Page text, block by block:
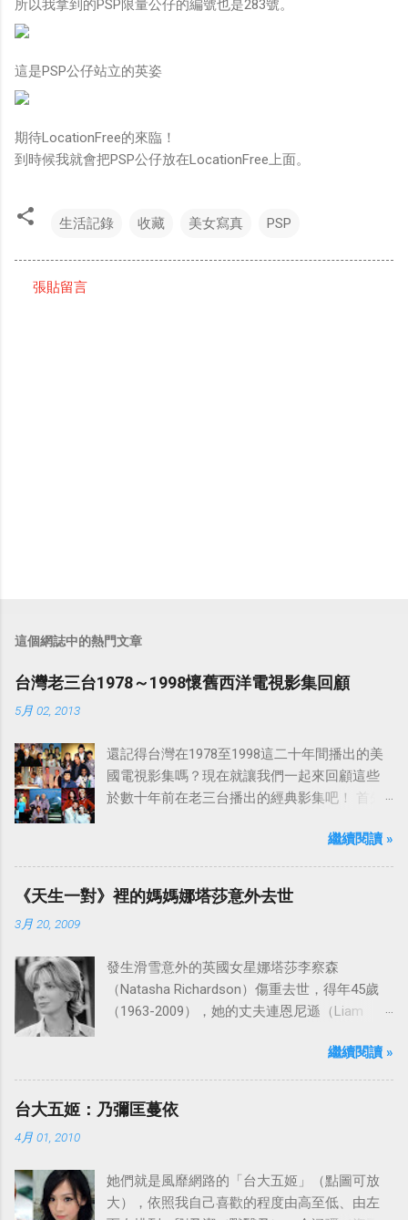
所以我拿到的PSP限量公仔的編號也是283號。
這是PSP公仔站立的英姿
期待LocationFree的來臨！
到時候我就會把PSP公仔放在LocationFree上面。
生活記錄 收藏 美女寫真 PSP
張貼留言
這個網誌中的熱門文章
台灣老三台1978～1998懷舊西洋電視影集回顧
5月 02, 2013
還記得台灣在1978至1998這二十年間播出的美
國電視影集嗎？現在就讓我們一起來回顧這些
於數十年前在老三台播出的經典影集吧！ 首先
「愛之船」（The Love Boat），這部影集最早
是在1977年9月24日至1986年5月24日於美國
ABC頻道首播，共播出了249集。 令人懷念的愛
之船旋律：
繼續閱讀 »
《天生一對》裡的媽媽娜塔莎意外去世
3月 20, 2009
發生滑雪意外的英國女星娜塔莎李察森
（Natasha Richardson）傷重去世，得年45歲
（1963-2009），她的丈夫連恩尼遜（Liam
到傷心，希望外界給他們空間撫平傷痛。繼續閱讀 »
台大五姬：乃彌匡蔓依
4月 01, 2010
她們就是風靡網路的「台大五姬」（點圖可放
大），依照我自己喜歡的程度由高至低、由左